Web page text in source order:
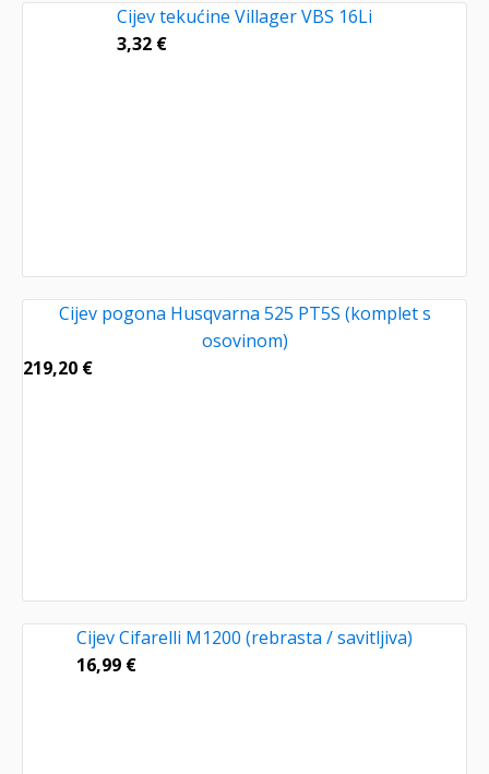
Cijev tekućine Villager VBS 16Li
3,32 €
Cijev pogona Husqvarna 525 PT5S (komplet s
osovinom)
219,20 €
Cijev Cifarelli M1200 (rebrasta / savitljiva)
16,99 €